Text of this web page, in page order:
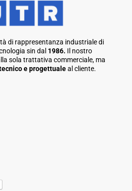
di rappresentanza industriale di
sin dal 1986. Il nostro
sola trattativa commerciale, ma
e progettualeal cliente.